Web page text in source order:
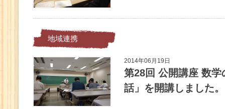
地域連携
2014年06月19日
第28回 公開講座 数
話」を開講しました。